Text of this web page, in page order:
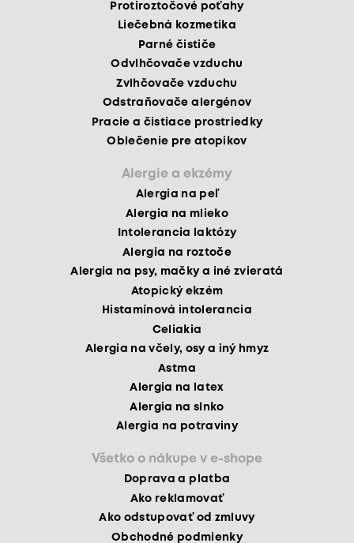
Protiroztočové poťahy
Liečebná kozmetika
Parné čističe
Odvlhčovače vzduchu
Zvlhčovače vzduchu
Odstraňovače alergénov
Pracie a čistiace prostriedky
Oblečenie pre atopikov
Alergie a ekzémy
Alergia na peľ
Alergia na mlieko
Intolerancia laktózy
Alergia na roztoče
Alergia na psy, mačky a iné zvieratá
Atopický ekzém
Histamínová intolerancia
Celiakia
Alergia na včely, osy a iný hmyz
Astma
Alergia na latex
Alergia na slnko
Alergia na potraviny
Všetko o nákupe v e-shope
Doprava a platba
Ako reklamovať
Ako odstupovať od zmluvy
Obchodné podmienky